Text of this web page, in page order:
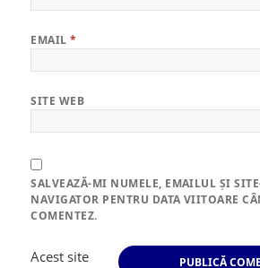
EMAIL*
SITE WEB
SALVEAZĂ-MI NUMELE, EMAILUL ȘI
NAVIGATOR PENTRU DATA VIITOARE
COMENTEZ.
Acest site